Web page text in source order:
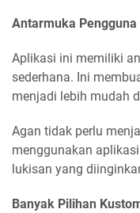
Antarmuka
Aplikasi ini memiliki
sederhana. Ini
menjadi lebih mudah
Agan tidak perlu
menggunakan
lukisan yang
Banyak Pilihan